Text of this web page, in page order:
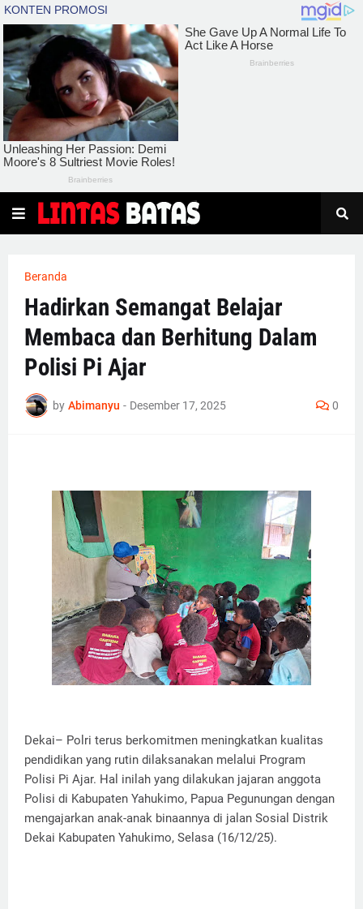
Beranda
Hadirkan Semangat Belajar
Membaca dan Berhitung Dalam
Polisi Pi Ajar
by Abimanyu - Desember 17, 2025 0
Dekai– Polri terus berkomitmen meningkatkan kualitas
pendidikan yang rutin dilaksanakan melalui Program
Polisi Pi Ajar. Hal inilah yang dilakukan jajaran anggota
Polisi di Kabupaten Yahukimo, Papua Pegunungan dengan
mengajarkan anak-anak binaannya di jalan Sosial Distrik
Dekai Kabupaten Yahukimo, Selasa (16/12/25).